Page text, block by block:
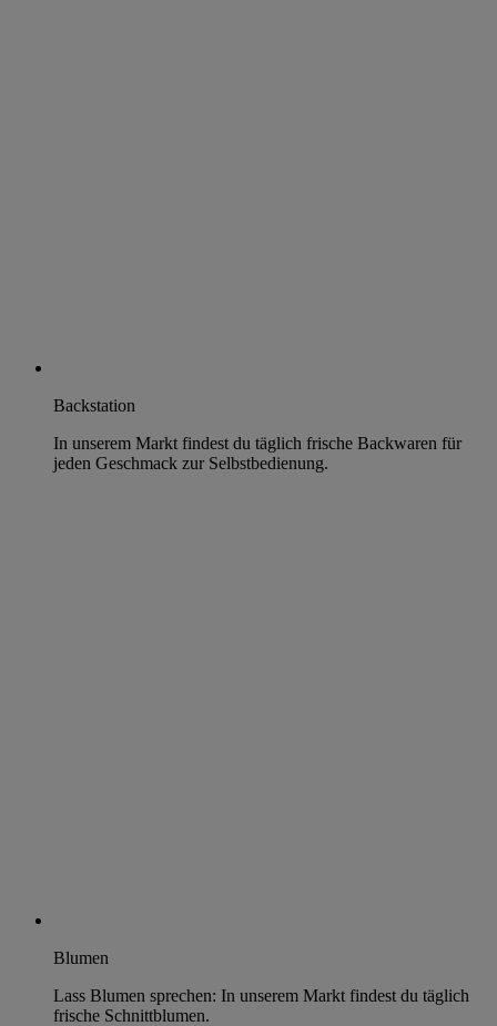
Backstation
In unserem Markt findest du täglich frische Backwaren für
jeden Geschmack zur Selbstbedienung.
Blumen
Lass Blumen sprechen: In unserem Markt findest du täglich
frische Schnittblumen.